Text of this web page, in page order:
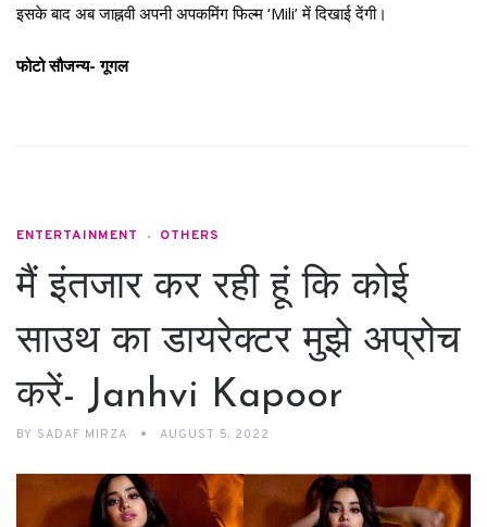
इसके बाद अब जाह्नवी अपनी अपकमिंग फिल्म ‘Mili’ में दिखाई देंगी।
फोटो सौजन्य- गूगल
ENTERTAINMENT OTHERS
मैं इंतजार कर रही हूं कि कोई
साउथ का डायरेक्टर मुझे अप्रोच
करें- Janhvi Kapoor
BY SADAF MIRZA AUGUST 5, 2022